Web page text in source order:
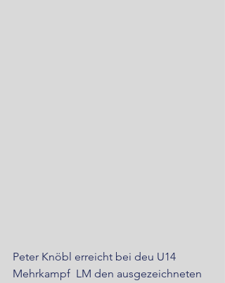
Peter Knöbl erreicht bei deu U14
Mehrkampf  LM den ausgezeichneten